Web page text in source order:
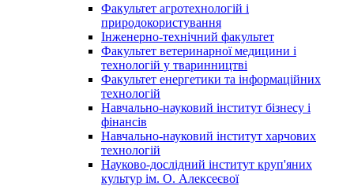
Факультет агротехнологій і
природокористування
Інженерно-технічний факультет
Факультет ветеринарної медицини і
технологій у тваринництві
Факультет енергетики та інформаційних
технологій
Навчально-науковий інститут бізнесу і
фінансів
Навчально-науковий інститут харчових
технологій
Науково-дослідний інститут круп'яних
культур ім. О. Алексеєвої